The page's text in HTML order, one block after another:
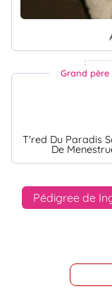
Grand père
T'red Du Paradis
De
Pédigree de